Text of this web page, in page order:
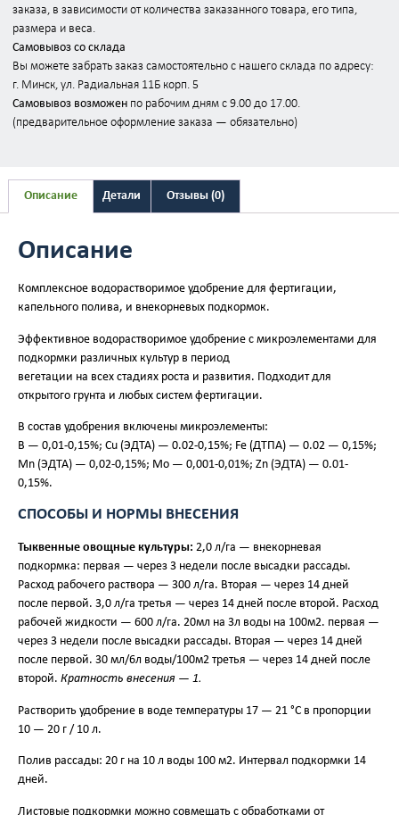
заказа, в зависимости от количества заказанного товара, его типа,
размера и веса.
Самовывоз со склада
Вы можете забрать заказ самостоятельно с нашего склада по адресу:
г. Минск, ул. Радиальная 11Б корп. 5
Самовывоз возможен по рабочим дням с 9.00 до 17.00.
(предварительное оформление заказа — обязательно)
Описание Детали Отзывы (0)
Описание
Комплексное водорастворимое удобрение для фертигации,
капельного полива, и внекорневых подкормок.
Эффективное водорастворимое удобрение с микроэлементами для
подкормки различных культур в период
вегетации на всех стадиях роста и развития. Подходит для
открытого грунта и любых систем фертигации.
В состав удобрения включены микроэлементы:
B — 0,01-0,15%; Cu (ЭДТА) — 0.02-0,15%; Fe (ДТПА) — 0.02 — 0,15%;
Mn (ЭДТА) — 0,02-0,15%; Mo — 0,001-0,01%; Zn (ЭДТА) — 0.01-
0,15%.
СПОСОБЫ И НОРМЫ ВНЕСЕНИЯ
Тыквенные овощные культуры: 2,0 л/га — внекорневая
подкормка: первая — через 3 недели после высадки рассады.
Расход рабочего раствора — 300 л/га. Вторая — через 14 дней
после первой. 3,0 л/га третья — через 14 дней после второй. Расход
рабочей жидкости — 600 л/га. 20мл на 3л воды на 100м2. первая —
через 3 недели после высадки рассады. Вторая — через 14 дней
после первой. 30 мл/6л воды/100м2 третья — через 14 дней после
второй. Кратность внесения — 1.
Растворить удобрение в воде температуры 17 — 21 °С в пропорции
10 — 20 г / 10 л.
Полив рассады: 20 г на 10 л воды 100 м2. Интервал подкормки 14
дней.
Листовые подкормки можно совмещать с обработками от